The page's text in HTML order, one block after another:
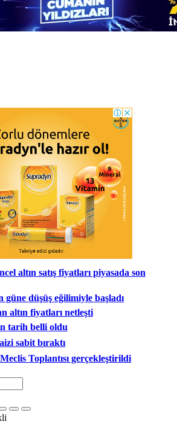
altın satış fiyatları piyasada son
güne düşüş eğilimiyle başladı
altın fiyatları netleşti
tarih belli oldu
sabit bıraktı
Toplantısı gerçekleştirildi